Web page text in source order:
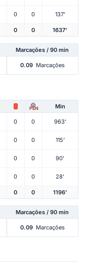
0 0 137'
0 0 1637'
Marcações / 90 min
0.09 Marcações
PEN Min
0 0 963'
0 0 115'
0 0 90'
0 0 28'
0 0 1196'
Marcações / 90 min
0.09 Marcações